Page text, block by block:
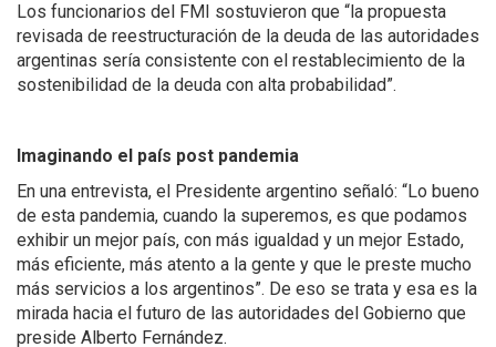
Los funcionarios del FMI sostuvieron que “la propuesta
revisada de reestructuración de la deuda de las autoridades
argentinas sería consistente con el restablecimiento de la
sostenibilidad de la deuda con alta probabilidad”.
Imaginando el país post pandemia
En una entrevista, el Presidente argentino señaló: “Lo bueno
de esta pandemia, cuando la superemos, es que podamos
exhibir un mejor país, con más igualdad y un mejor Estado,
más eficiente, más atento a la gente y que le preste mucho
más servicios a los argentinos”. De eso se trata y esa es la
mirada hacia el futuro de las autoridades del Gobierno que
preside Alberto Fernández.